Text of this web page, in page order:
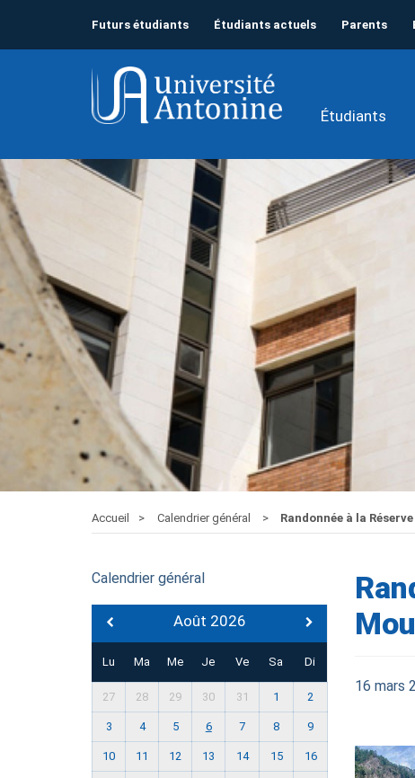
Futurs étudiants Étudiants actuels Parents
Étudiants
Accueil Calendrier général Randonnée à la
Calendrier général
Août 2026
Lu Ma Me Je Ve Sa Di
27 28 29 30 31 1 2
3 4 5 6 7 8 9
10 11 12 13 14 15 16
16 mars